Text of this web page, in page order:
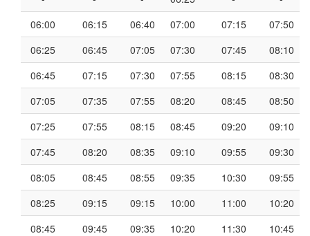
06:00
06:15 06:40 07:00 07:15
07:50
06:25
06:45 07:05 07:30 07:45
08:10
06:45
07:15 07:30 07:55 08:15
08:30
07:05
07:35 07:55 08:20 08:45
08:50
07:25
07:55 08:15 08:45 09:20
09:10
07:45
08:20 08:35 09:10 09:55
09:30
08:05
08:45 08:55 09:35 10:30
09:55
08:25
09:15 09:15 10:00 11:00
10:20
08:45
09:45 09:35 10:20 11:30
10:45